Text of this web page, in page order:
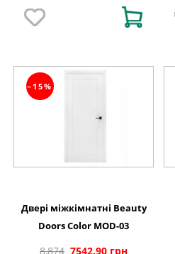
−15%
Двері міжкімнатні Beauty
Doors Color MOD-03
8,874 7542.90 грн